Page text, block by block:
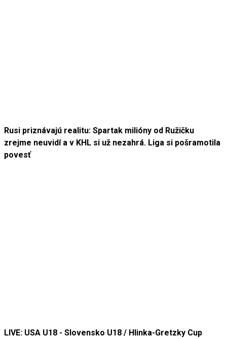
Rusi priznávajú realitu: Spartak milióny od Ružičku
zrejme neuvidí a v KHL si už nezahrá. Liga si pošramotila
povesť
LIVE: USA U18 - Slovensko U18 / Hlinka-Gretzky Cup